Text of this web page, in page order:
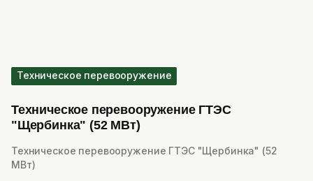
Техническое перевооружение
Техническое перевооружение ГТЭС
"Щербинка" (52 МВт)
Техническое перевооружение ГТЭС "Щербинка" (52
МВт)